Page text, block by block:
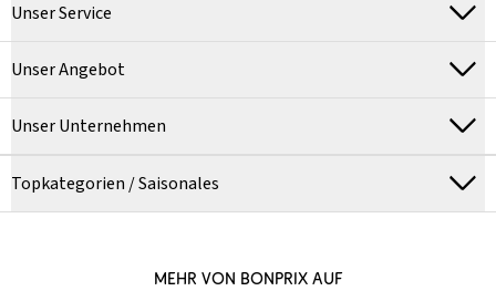
Unser Service
Unser Angebot
Unser Unternehmen
Topkategorien / Saisonales
MEHR VON BONPRIX AUF